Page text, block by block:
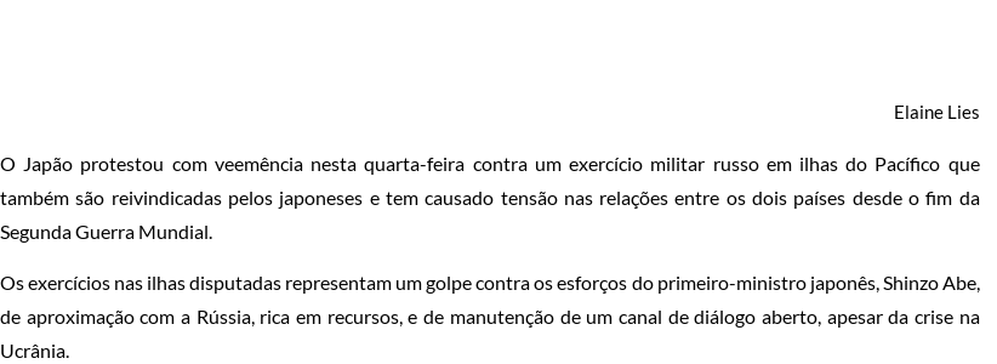
Elaine Lies
O Japão protestou com veemência nesta quarta-feira contra um exercício militar russo em ilhas do Pacífico que
também são reivindicadas pelos japoneses e tem causado tensão nas relações entre os dois países desde o fim da
Segunda Guerra Mundial.
Os exercícios nas ilhas disputadas representam um golpe contra os esforços do primeiro-ministro japonês, Shinzo Abe,
de aproximação com a Rússia, rica em recursos, e de manutenção de um canal de diálogo aberto, apesar da crise na
Ucrânia.